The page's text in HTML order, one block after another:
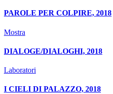
PAROLE PER COLPIRE, 2018
Mostra
DIALOGE/DIALOGHI, 2018
Laboratori
I CIELI DI PALAZZO, 2018